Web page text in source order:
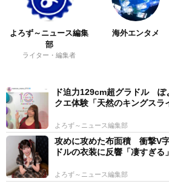
よろず～ニュース編集
部
ライター・編集者
海外エンタメ
ド迫力129cm超グラドル ぽ
クエ体験「天然のキングスラ
よろず～ニュース編集部
攻めに攻めた布面積 衝撃V
ドルの衣装に反響「凄すぎる
よろず～ニュース編集部